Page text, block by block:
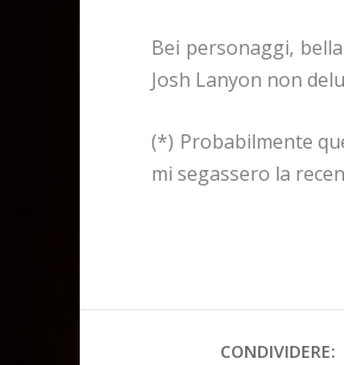
Bei personaggi,
Josh Lanyon non
(*) Probabilmente
mi segassero la
CONDIVIDERE: